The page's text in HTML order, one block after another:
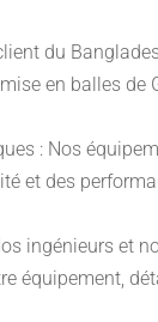
du
en balles de
: Nos
et des
ingénieurs et
équipement,